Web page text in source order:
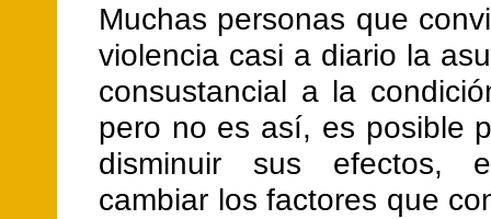
Muchas personas que
violencia casi a diario la
consustancial a la
pero no es así, es posible
disminuir sus efectos,
cambiar los factores que